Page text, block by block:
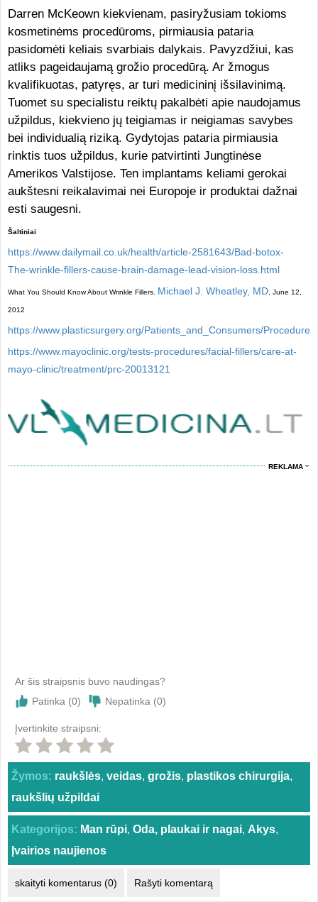
Darren McKeown kiekvienam, pasiryžusiam tokioms
kosmetinėms procedūroms, pirmiausia pataria
pasidomėti keliais svarbiais dalykais. Pavyzdžiui, kas
atliks pageidaujamą grožio procedūrą. Ar žmogus
kvalifikuotas, patyręs, ar turi medicininį išsilavinimą.
Tuomet su specialistu reiktų pakalbėti apie naudojamus
užpildus, kiekvieno jų teigiamas ir neigiamas savybes
bei individualią riziką. Gydytojas pataria pirmiausia
rinktis tuos užpildus, kurie patvirtinti Jungtinėse
Amerikos Valstijose. Ten implantams keliami gerokai
aukštesni reikalavimai nei Europoje ir produktai dažnai
esti saugesni.
Šaltiniai
https://www.dailymail.co.uk/health/article-2581643/Bad-botox-
The-wrinkle-fillers-cause-brain-damage-lead-vision-loss.html
What You Should Know About Wrinkle Fillers. Michael J. Wheatley, MD, June 12,
2012
https://www.plasticsurgery.org/Patients_and_Consumers/
https://www.mayoclinic.org/tests-procedures/facial-fillers/care-at-
mayo-clinic/treatment/prc-20013121
REKLAMA
Ar šis straipsnis buvo naudingas?
Patinka (0) Nepatinka (0)
Įvertinkite straipsni:
Žymos: raukšlės, veidas, grožis, plastikos chirurgija,
raukšlių užpildai
Kategorijos: Man rūpi, Oda, plaukai ir nagai, Akys,
Įvairios naujienos
skaityti komentarus (0) Rašyti komentarą